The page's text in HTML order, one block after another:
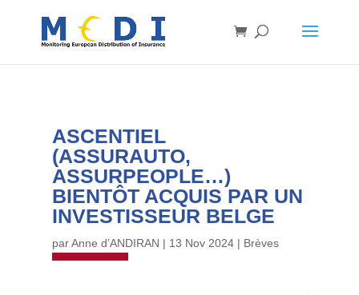
ASCENTIEL
(ASSURAUTO,
ASSURPEOPLE…)
BIENTÔT ACQUIS PAR UN
INVESTISSEUR BELGE
parAnne d’ANDIRAN | 13 Nov 2024| Brèves